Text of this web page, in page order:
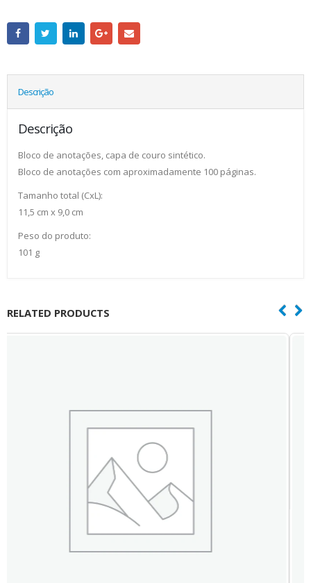
Descrição
Descrição
Bloco de anotações, capa de couro sintético.
Bloco de anotações com aproximadamente 100 páginas.
Tamanho total (CxL):
11,5 cm x 9,0 cm
Peso do produto:
101 g
RELATED PRODUCTS